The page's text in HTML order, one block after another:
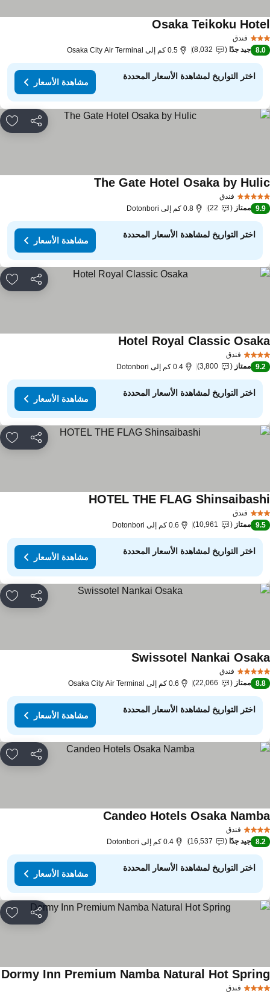
فندق
Osaka Teikokuمشاهدة الأسعار
8.0 جيد جدًا 8,032 0.5 كم إلى Osaka City Air Terminal
اختر التواريخ لمشاهدة الأسعار المحددة
مشاهدة الأسعار
مشاركة
فندق
The Gate Hotel Osaka byمشاهدة الأسعار
9.9 ممتاز 22 0.8 كم إلى Dotonbori
اختر التواريخ لمشاهدة الأسعار المحددة
مشاهدة الأسعار
مشاركة
فندق
Hotel Royal Classicمشاهدة الأسعار
9.2 ممتاز 3,800 0.4 كم إلى Dotonbori
اختر التواريخ لمشاهدة الأسعار المحددة
مشاهدة الأسعار
مشاركة
فندق
HOTEL THE FLAGمشاهدة الأسعار
9.5 ممتاز 10,961 0.6 كم إلى Dotonbori
اختر التواريخ لمشاهدة الأسعار المحددة
مشاهدة الأسعار
مشاركة
فندق
Swissotel Nankaiمشاهدة الأسعار
8.8 ممتاز 22,066 0.6 كم إلى Osaka City Air Terminal
اختر التواريخ لمشاهدة الأسعار المحددة
مشاهدة الأسعار
مشاركة
فندق
Candeo Hotels Osakaمشاهدة الأسعار
8.2 جيد جدًا 16,537 0.4 كم إلى Dotonbori
اختر التواريخ لمشاهدة الأسعار المحددة
مشاهدة الأسعار
مشاركة
فندق
Dormy Inn Premium Namba Natural Hot